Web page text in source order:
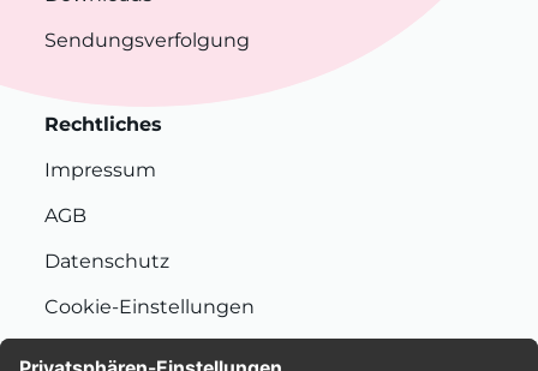
Sendungsverfolgung
Rechtliches
Impressum
AGB
Datenschutz
Cookie-Einstellungen